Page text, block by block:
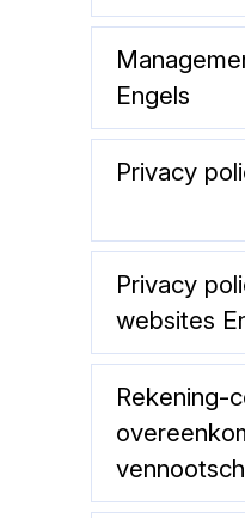
Engels
Privacy
Privacy
websites
Rekening-